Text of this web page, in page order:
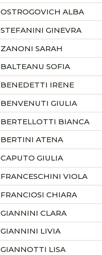
OSTROGOVICH ALBA
STEFANINI GINEVRA
ZANONI SARAH
BALTEANU SOFIA
BENEDETTI IRENE
BENVENUTI GIULIA
BERTELLOTTI BIANCA
BERTINI ATENA
CAPUTO GIULIA
FRANCESCHINI VIOLA
FRANCIOSI CHIARA
GIANNINI CLARA
GIANNINI LIVIA
GIANNOTTI LISA